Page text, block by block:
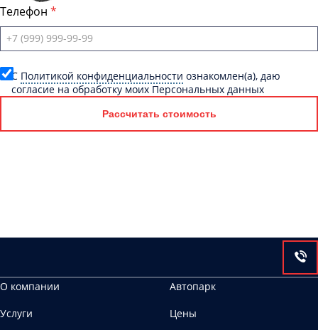
Телефон
C Политикой конфиденциальности ознакомлен(а), даю
согласие на обработку моих Персональных данных
Рассчитать стоимость
О компании
Автопарк
Услуги
Цены